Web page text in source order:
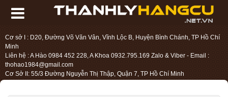
Cơ sở I : D20, Đường Võ Văn Vân, Vĩnh Lộc B, Huyện Bình Chánh, TP Hồ Chí
Minh
Liên hệ : A Hào 0984 452 228, A Khoa 0932.795.169 Zalo & Viber - Email :
thohao1984@gmail.com
Cơ Sở II: 55/3 Đường Nguyễn Thị Thập, Quận 7, TP Hồ Chí Minh